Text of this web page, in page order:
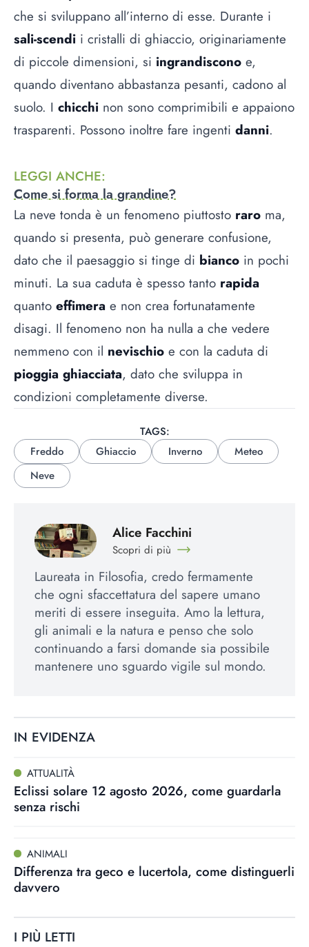
che si sviluppano all’interno di esse. Durante i
sali-scendi i cristalli di ghiaccio, originariamente
di piccole dimensioni, si ingrandiscono e,
quando diventano abbastanza pesanti, cadono al
suolo. I chicchi non sono comprimibili e appaiono
trasparenti. Possono inoltre fare ingenti danni.
LEGGI ANCHE:
Come si forma la grandine?
La neve tonda è un fenomeno piuttosto raro ma,
quando si presenta, può generare confusione,
dato che il paesaggio si tinge di bianco in pochi
minuti. La sua caduta è spesso tanto rapida
quanto effimera e non crea fortunatamente
disagi. Il fenomeno non ha nulla a che vedere
nemmeno con il nevischio e con la caduta di
pioggia ghiacciata, dato che sviluppa in
condizioni completamente diverse.
TAGS:
Freddo
Ghiaccio Inverno
Meteo
Neve
Alice Facchini
Scopri di più
Laureata in Filosofia, credo fermamente
che ogni sfaccettatura del sapere umano
meriti di essere inseguita. Amo la lettura,
gli animali e la natura e penso che solo
continuando a farsi domande sia possibile
mantenere uno sguardo vigile sul mondo.
IN EVIDENZA
ATTUALITÀ
Eclissi solare 12 agosto 2026, come guardarla
senza rischi
ANIMALI
Differenza tra geco e lucertola, come distinguerli
davvero
I PIÙ LETTI